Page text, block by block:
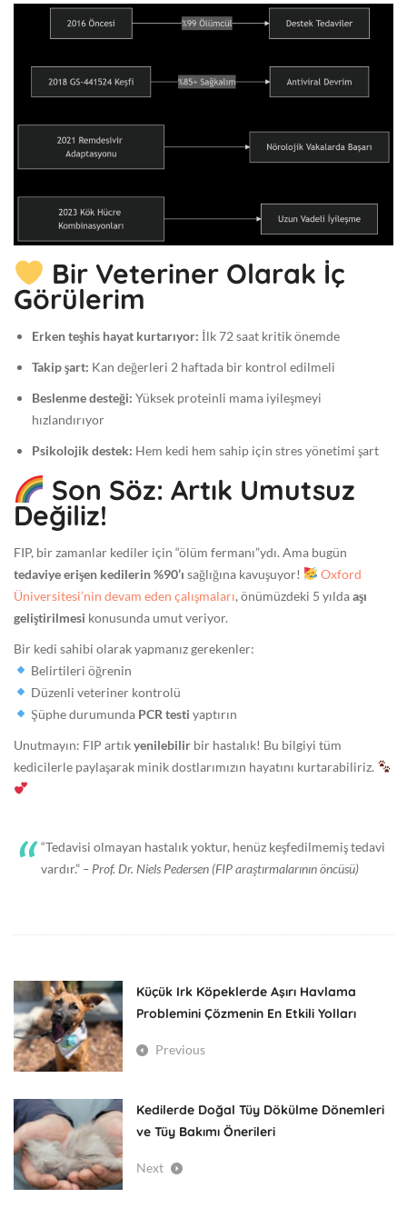
Bir Veteriner Olarak İç
Görülerim
Erken teşhis hayat kurtarıyor: İlk 72 saat kritik önemde
Takip şart: Kan değerleri 2 haftada bir kontrol edilmeli
Beslenme desteği: Yüksek proteinli mama iyileşmeyi
hızlandırıyor
Psikolojik destek: Hem kedi hem sahip için stres yönetimi şart
Son Söz: Artık Umutsuz
Değiliz!
FIP, bir zamanlar kediler için “ölüm fermanı”ydı. Ama bugün
tedaviye erişen kedilerin %90’ı sağlığına kavuşuyor!
Oxford
Üniversitesi’nin devam eden çalışmaları, önümüzdeki 5 yıldaaşı
geliştirilmesi konusunda umut veriyor.
Bir kedi sahibi olarak yapmanız gerekenler:
Belirtileri öğrenin
Düzenli veteriner kontrolü
Şüphe durumunda PCR testi yaptırın
Unutmayın: FIP artıkyenilebilir bir hastalık! Bu bilgiyi tüm
kedicilerle paylaşarak minik dostlarımızın hayatını kurtarabiliriz.
“Tedavisi olmayan hastalık yoktur, henüz keşfedilmemiş tedavi
vardır.” – Prof. Dr. Niels Pedersen (FIP araştırmalarının öncüsü)
Küçük Irk Köpeklerde Aşırı Havlama
Problemini Çözmenin En Etkili Yolları
Previous
Kedilerde Doğal Tüy Dökülme Dönemleri
ve Tüy Bakımı Önerileri
Next